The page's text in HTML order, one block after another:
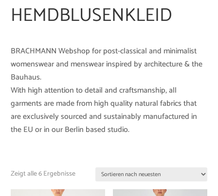
HEMDBLUSENKLEID
BRACHMANN Webshop for post-classical and minimalist
womenswear and menswear inspired by architecture & the
Bauhaus.
With high attention to detail and craftsmanship, all
garments are made from high quality natural fabrics that
are exclusively sourced and sustainably manufactured in
the EU or in our Berlin based studio.
Zeigt alle 6 Ergebnisse